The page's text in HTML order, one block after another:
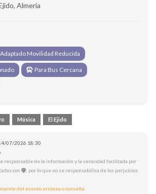
Almería
Adaptado Movilidad Reducida
Para Bus Cercana
Música El Ejido
07/2026 18:30
responsable de la información y la veracidad facilitada por
con
, por lo que no se responsabiliza de los perjuicios
del evento errónea o consulta.